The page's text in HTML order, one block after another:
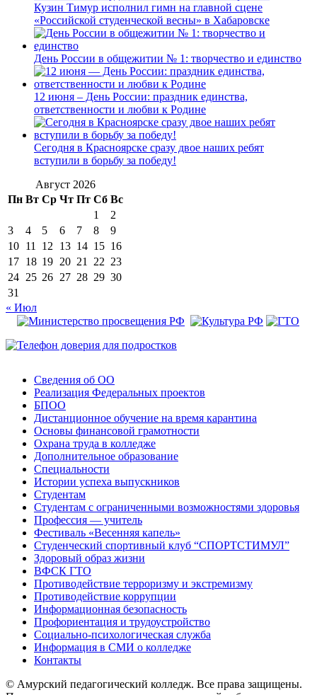
Кузин Тимур исполнил гимн на главной сцене
«Российской студенческой весны» в Хабаровске
День России в общежитии № 1: творчество и единство
12 июня – День России: праздник единства,
ответственности и любви к Родине
Сегодня в Красноярске сразу двое наших ребят
вступили в борьбу за победу!
Август 2026
Пн Вт Ср Чт Пт Сб Вс
1
2
3
4 5 6 7 8
9
10 11 12 13 14 15 16
17 18 19 20 21 22 23
24 25 26 27 28 29 30
31
« Июл
Сведения об ОО
Реализация Федеральных проектов
БПОО
Дистанционное обучение на время карантина
Основы финансовой грамотности
Охрана труда в колледже
Дополнительное образование
Специальности
Истории успеха выпускников
Студентам
Студентам с ограниченными возможностями здоровья
Профессия — учитель
Фестиваль «Весенняя капель»
Студенческий спортивный клуб “СПОРТСТИМУЛ”
Здоровый образ жизни
ВФСК ГТО
Противодействие терроризму и экстремизму
Противодействие коррупции
Информационная безопасность
Профориентация и трудоустройство
Социально-психологическая служба
Информация в СМИ о колледже
Контакты
© Амурский педагогический колледж. Все права защищены.